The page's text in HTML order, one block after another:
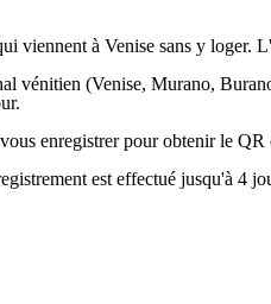
viennent à Venise sans y
vénitien (Venise, Murano,
enregistrer pour obtenir le
est effectué jusqu'à 4